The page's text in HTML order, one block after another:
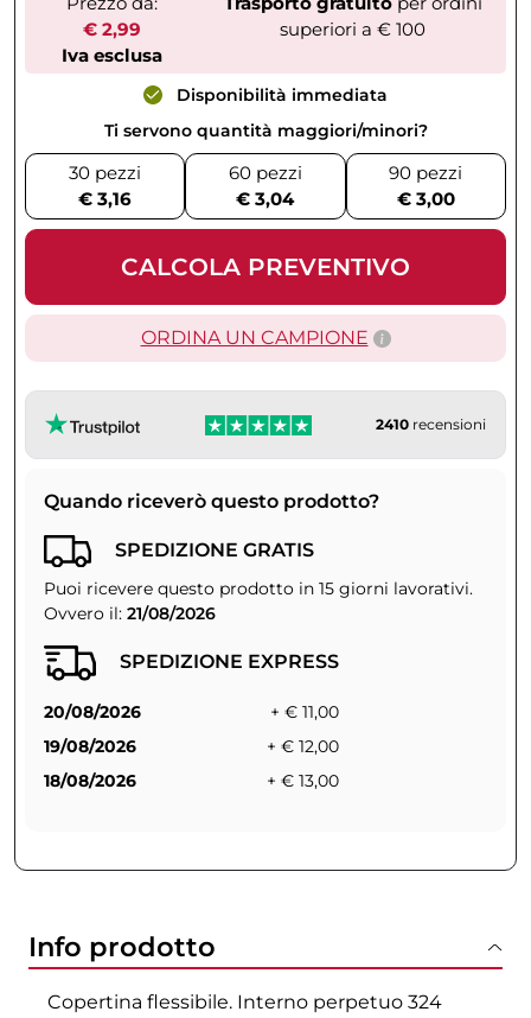
€ 2,99
Iva esclusa
superiori a € 100
Disponibilità immediata
Ti servono quantità maggiori/minori?
30 pezzi
€ 3,16
60 pezzi
€ 3,04
90 pezzi
€ 3,00
CALCOLA PREVENTIVO
ORDINA UN CAMPIONE
2410 recensioni
Quando riceverò questo prodotto?
SPEDIZIONE GRATIS
Puoi ricevere questo prodotto in 15 giorni lavorativi.
Ovvero il: 21/08/2026
SPEDIZIONE EXPRESS
20/08/2026
+ € 11,00
19/08/2026
+ € 12,00
18/08/2026
+ € 13,00
Info prodotto
Copertina flessibile. Interno perpetuo 324